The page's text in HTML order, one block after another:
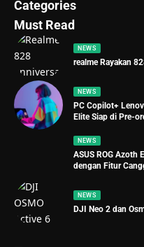
Categories
Must Read
NEWS
realme Rayakan
NEWS
PC Copilot+
Elite Siap di Pre-
NEWS
ASUS ROG Azoth
dengan Fitur
NEWS
DJI Neo 2 dan